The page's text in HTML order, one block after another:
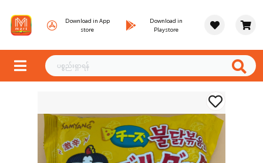
Download in App
store
Download in
Playstore